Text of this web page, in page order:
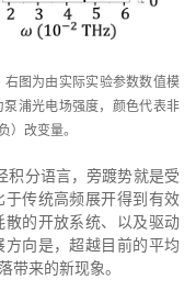
图为由实际实验参数数值模
浦光电场强度，颜色代表非
）改变量。
积分语言，旁踱势就是受
传统高频展开得到有效
的开放系统、以及驱动
向是，超越目前的平均
带来的新现象。